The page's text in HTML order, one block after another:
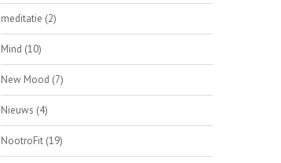
meditatie (2)
Mind (10)
New Mood (7)
Nieuws (4)
NootroFit (19)